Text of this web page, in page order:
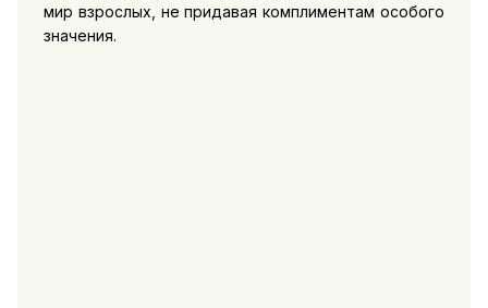
мир взрослых, не придавая комплиментам особого
значения.